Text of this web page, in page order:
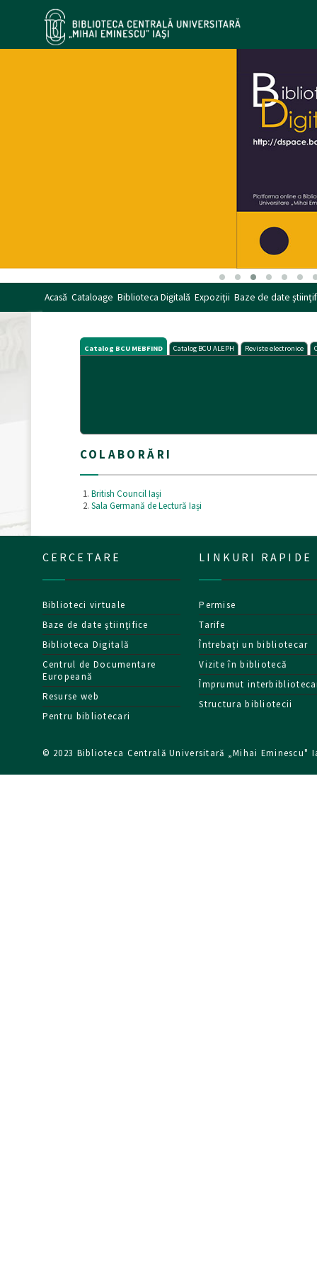
Acasă Cataloage Biblioteca Digitală Expoziţii Baze de date
Catalog BCU MEBFIND Catalog BCU ALEPH Reviste electronice
COLABORĂRI
British Council Iași
Sala Germană de Lectură Iași
CERCETARE
Biblioteci virtuale
Baze de date ştiinţifice
Biblioteca Digitală
Centrul de Documentare
Europeană
Resurse web
Pentru bibliotecari
LINKURI RAPIDE
Permise
Tarife
Întrebaţi un bibliotecar
Vizite în bibliotecă
Împrumut
Structura bibliotecii
© 2023 Biblioteca Centrală Universitară „Mihai Eminescu"